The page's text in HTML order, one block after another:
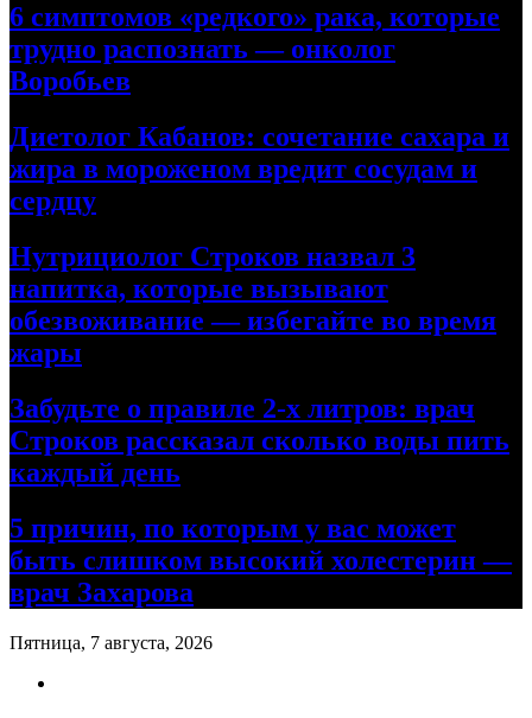
6 симптомов «редкого» рака, которые
трудно распознать — онколог
Воробьев
Диетолог Кабанов: сочетание сахара и
жира в мороженом вредит сосудам и
сердцу
Нутрициолог Строков назвал 3
напитка, которые вызывают
обезвоживание — избегайте во время
жары
Забудьте о правиле 2-х литров: врач
Строков рассказал сколько воды пить
каждый день
5 причин, по которым у вас может
быть слишком высокий холестерин —
врач Захарова
Пятница, 7 августа, 2026